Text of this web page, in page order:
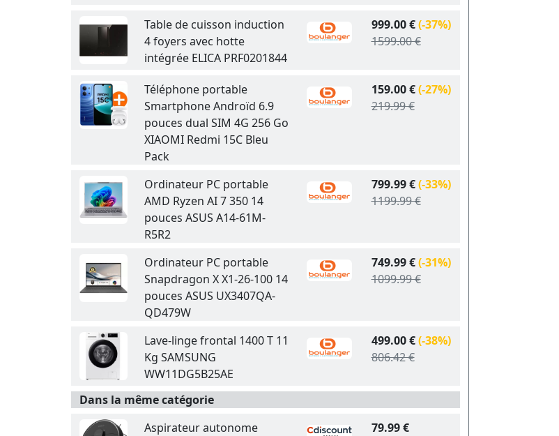
Table de cuisson induction
4 foyers avec hotte
intégrée ELICA PRF0201844
999.00 €(-37%)
1599.00 €
Téléphone portable
Smartphone Androïd 6.9
pouces dual SIM 4G 256 Go
XIAOMI Redmi 15C Bleu
Pack
159.00 €(-27%)
219.99 €
Ordinateur PC portable
AMD Ryzen AI 7 350 14
pouces ASUS A14-61M-
R5R2
799.99 €(-33%)
1199.99 €
Ordinateur PC portable
Snapdragon X X1-26-100 14
pouces ASUS UX3407QA-
QD479W
749.99 €(-31%)
1099.99 €
Lave-linge frontal 1400 T 11
Kg SAMSUNG
WW11DG5B25AE
499.00 €(-38%)
806.42 €
Dans la même catégorie
Aspirateur autonome
79.99 €